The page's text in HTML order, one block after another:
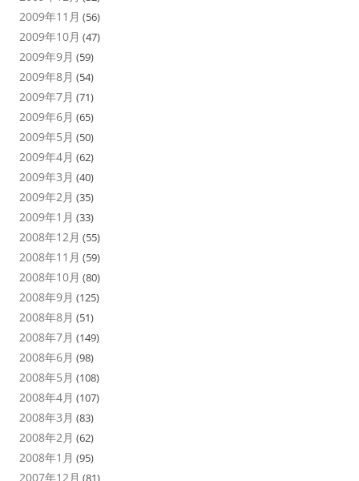
2009年11月 (56)
2009年10月 (47)
2009年9月 (59)
2009年8月 (54)
2009年7月 (71)
2009年6月 (65)
2009年5月 (50)
2009年4月 (62)
2009年3月 (40)
2009年2月 (35)
2009年1月 (33)
2008年12月 (55)
2008年11月 (59)
2008年10月 (80)
2008年9月 (125)
2008年8月 (51)
2008年7月 (149)
2008年6月 (98)
2008年5月 (108)
2008年4月 (107)
2008年3月 (83)
2008年2月 (62)
2008年1月 (95)
2007年12月 (81)